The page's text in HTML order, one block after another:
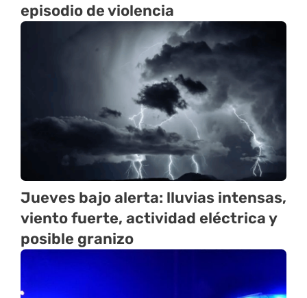
episodio de violencia
Jueves bajo alerta: lluvias intensas,
viento fuerte, actividad eléctrica y
posible granizo